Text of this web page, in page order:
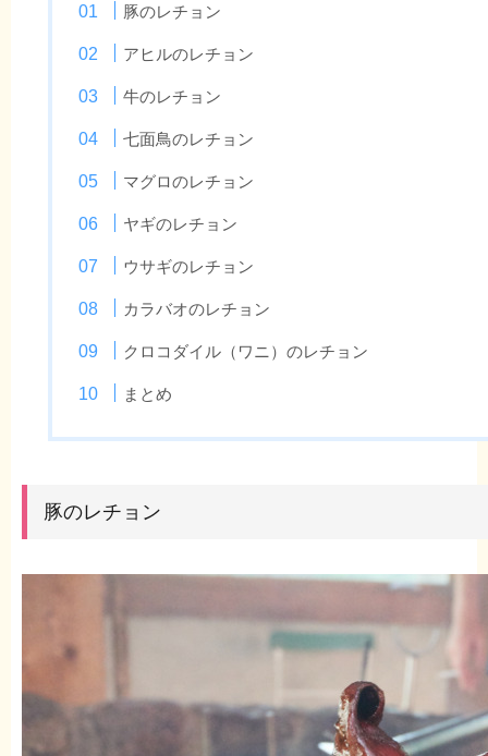
豚のレチョン
アヒルのレチョン
牛のレチョン
七面鳥のレチョン
マグロのレチョン
ヤギのレチョン
ウサギのレチョン
カラバオのレチョン
クロコダイル（ワニ）のレチョン
まとめ
豚のレチョン